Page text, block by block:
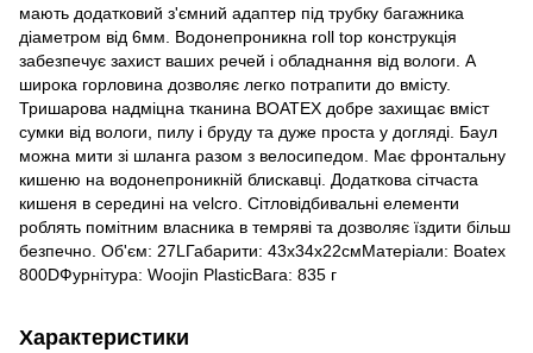
мають додатковий з'ємний адаптер під трубку багажника
діаметром від 6мм. Водонепроникна roll top конструкція
забезпечує захист ваших речей і обладнання від вологи. А
широка горловина дозволяє легко потрапити до вмісту.
Тришарова надміцна тканина BOATEX добре захищає вміст
сумки від вологи, пилу і бруду та дуже проста у догляді. Баул
можна мити зі шланга разом з велосипедом. Має фронтальну
кишеню на водонепроникній блискавці. Додаткова сітчаста
кишеня в середині на velcro. Сітловідбивальні елементи
роблять помітним власника в темряві та дозволяє їздити більш
безпечно. Об'єм: 27LГабарити: 43х34х22смМатеріали: Boatex
800DФурнітура: Woojin PlasticВага: 835 г
Характеристики